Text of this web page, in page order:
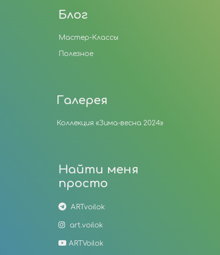
Блог
Мастер-Классы
Полезное
Галерея
Коллекция «Зима-весна 2024»
Найти меня
просто
ARTvoilok
art.voilok
ARTVoilok